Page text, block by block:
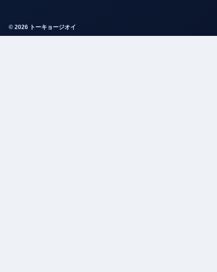
© 2026 トーキョージオイ